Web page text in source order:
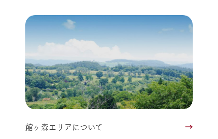
館ヶ森エリアについて